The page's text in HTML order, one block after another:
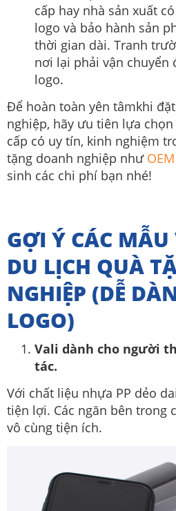
cấp hay nhà sản xuất
logo và bảo hành sản
thời gian dài. Tranh
nơi lại phải vận chuyển
logo.
Để hoàn toàn yên tâmkhi
nghiệp, hãy ưu tiên lựa
cấp có uy tín, kinh nghiệm
tặng doanh nghiệp như
sinh các chi phí bạn nhé!
GỢI Ý CÁC MẪU
DU LỊCH QUÀ
NGHIỆP (DỄ
LOGO)
Vali dành cho người
tác.
Với chất liệu nhựa PP dẻo
tiện lợi. Các ngăn bên trong
vô cùng tiện ích.